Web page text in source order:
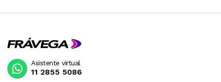
Asistente virtual
11 2855 5086